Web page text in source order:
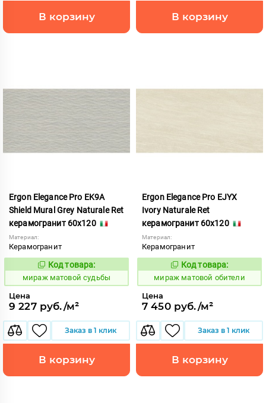
В корзину В корзину
Ergon Elegance Pro EK9A
Shield Mural Grey Naturale Ret
керамогранит 60x120
Материал:
Керамогранит
991099
Код товара:
мираж матовой судьбы
Цена
9 227 руб./м²
Заказ в 1 клик
В корзину
Ergon Elegance Pro EJYX
Ivory Naturale Ret
керамогранит 60x120
Материал:
Керамогранит
991062
Код товара:
мираж матовой обители
Цена
7 450 руб./м²
Заказ в 1 клик
В корзину